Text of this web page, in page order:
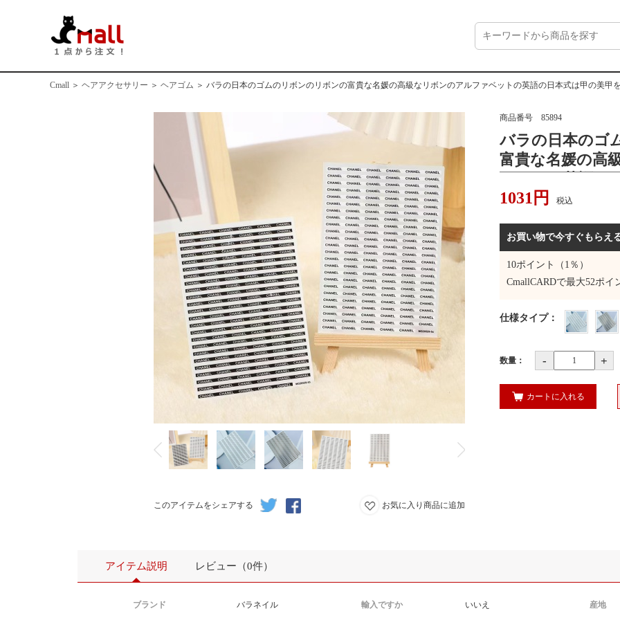
Cmall ＞ ヘアアクセサリー ＞ ヘアゴム ＞ バラの日本のゴムのリボンのリボンの富貴な名媛の高級なリボンのアルファベットの英語の日本式は甲の美甲を
このアイテムをシェアする お気に入り商品に追加
商品番号 85894
バラの日本のゴ
富貴な名媛の高
て貼ります。
1031 円 税込
お買い物で今すぐもらえ
10ポイント（1％）
CmallCARDで最大52ポイ
仕様タイプ：
数量： - +
カートに入れる
アイテム説明 レビュー（0件）
ブランド バラネイル 輸入ですか いいえ 産地